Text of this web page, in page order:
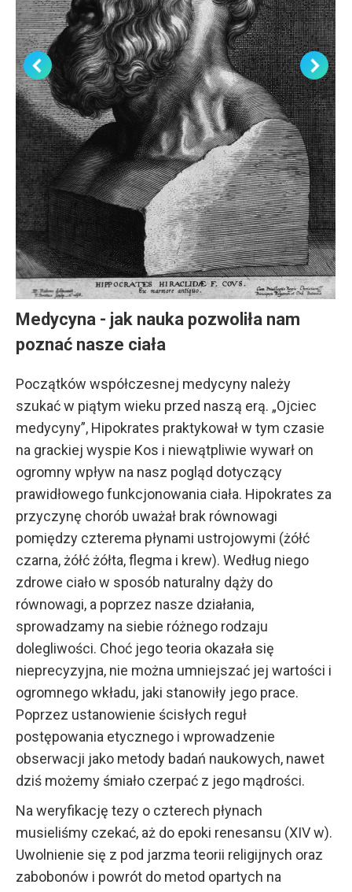
Medycyna - jak nauka pozwoliła nam
poznać nasze ciała
Początków współczesnej medycyny należy
szukać w piątym wieku przed naszą erą. „Ojciec
medycyny”, Hipokrates praktykował w tym czasie
na grackiej wyspie Kos i niewątpliwie wywarł on
ogromny wpływ na nasz pogląd dotyczący
prawidłowego funkcjonowania ciała. Hipokrates za
przyczynę chorób uważał brak równowagi
pomiędzy czterema płynami ustrojowymi (żółć
czarna, żółć żółta, flegma i krew). Według niego
zdrowe ciało w sposób naturalny dąży do
równowagi, a poprzez nasze działania,
sprowadzamy na siebie różnego rodzaju
dolegliwości. Choć jego teoria okazała się
nieprecyzyjna, nie można umniejszać jej wartości i
ogromnego wkładu, jaki stanowiły jego prace.
Poprzez ustanowienie ścisłych reguł
postępowania etycznego i wprowadzenie
obserwacji jako metody badań naukowych, nawet
dziś możemy śmiało czerpać z jego mądrości.
Na weryfikację tezy o czterech płynach
musieliśmy czekać, aż do epoki renesansu (XIV w).
Uwolnienie się z pod jarzma teorii religijnych oraz
zabobonów i powrót do metod opartych na